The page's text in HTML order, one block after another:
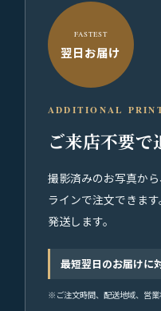
FASTEST
翌日お届け
ADDITIONAL
ご来店不要で
撮影済みのお写真か
ラインで注文できま
発送します。
最短翌日のお届けに
※ご注文時間、配送地域、営業